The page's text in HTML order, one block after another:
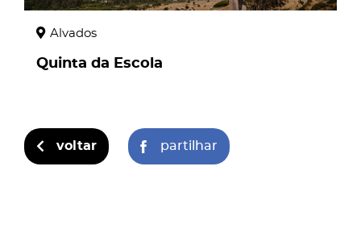
Alvados
Quinta da Escola
voltar partilhar